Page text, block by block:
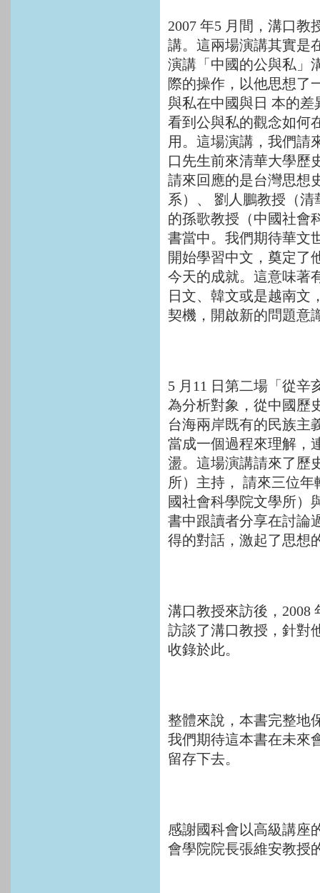
2007 年5 月間，溝口
講。這兩場演講其實是
演講「中國的公與私」
際的操作，以他思想了
與私在中國與日 本的
看到公與私的觀念如何
用。這場演講，我們請
口先生前來清華大學歷
請來回應的是台灣思想
系）、 劉人鵬教授（
的孫歌教授（中國社會
書當中。我們期待華文
開始學習中文，奠定了
今天的成就。這意味著
日文、韓文或是越南文
契機，開啟新的問題意
5 月11 日第二場「從辛
為分析對象，從中國歷
台海兩岸既有的民族主
當成一個過程來理解，
盪。這場演講請來了歷
所）主持， 請來三位
國社會科學院文學所）
書中跟讀者分享在討論
得的對話，激起了思想
溝口教授來訪後，2008
訪談了溝口教授，針對
收錄於此。
整體來說，本書完整地
我們期待這本書在未來
留存下去。
感謝國科會以高級講座
會學院院長張維安教授